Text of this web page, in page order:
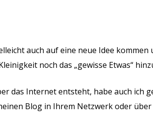
auch auf eine neue Idee
noch das „gewisse Etwas“
das Internet entsteht, habe auch ich
Blog in Ihrem Netzwerk oder